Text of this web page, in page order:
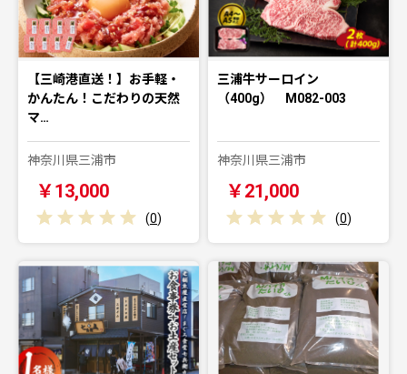
【三崎港直送！】お手軽・
かんたん！こだわりの天然
マ…
神奈川県三浦市
￥13,000
(0)
三浦牛サーロイン
（400g） M082-003
神奈川県三浦市
￥21,000
(0)